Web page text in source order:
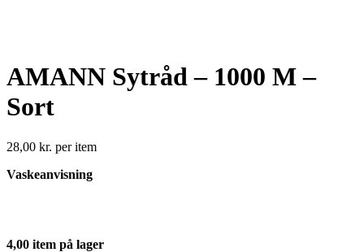
AMANN Sytråd – 1000 M –
Sort
28,00 kr. per item
Vaskeanvisning
4,00 item på lager